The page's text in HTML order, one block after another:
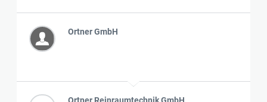
Ortner GmbH
Ortner Reinraumtechnik GmbH